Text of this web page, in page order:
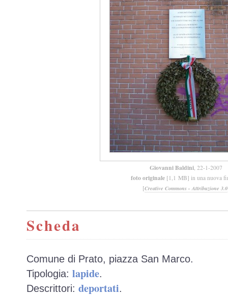
Giovanni Baldini, 22-1-2007
foto originale [1,1 MB] in una nuova
[Creative Commons - Attribuzione 3.0
Scheda
Comune di Prato, piazza San Marco.
Tipologia: lapide.
Descrittori: deportati.